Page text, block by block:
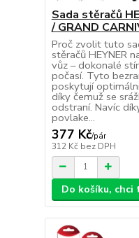
Sada stěračů
/ GRAND
Proč zvolit tuto
stěračů HEYNER
vůz – dokonalé
počasí. Tyto
poskytují
díky čemuž se
odstraní. Navíc
povlake...
377 Kč/pár
312 Kč bez DPH
Do košíku, chci